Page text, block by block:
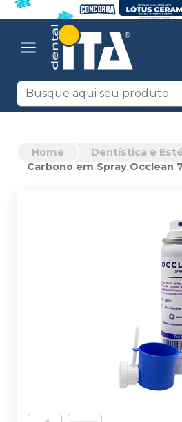
Home Dentística e
Carbono em Spray Occlean